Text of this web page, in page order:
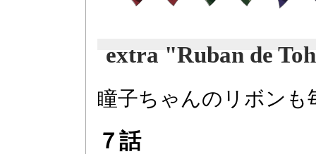
extra "Ruban de
瞳子ちゃんのリボンも
７話